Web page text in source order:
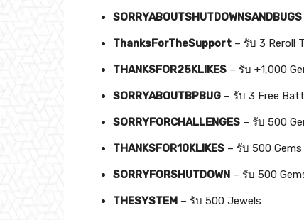
SORRYABOUTSHUTDOWNSANDBUGS
ThanksForTheSupport – รับ 3 Reroll
THANKSFOR25KLIKES – รับ +1,000
SORRYABOUTBPBUG – รับ 3 Free
SORRYFORCHALLENGES – รับ 500
THANKSFOR10KLIKES – รับ 500
SORRYFORSHUTDOWN – รับ 500
THESYSTEM – รับ 500 Jewels